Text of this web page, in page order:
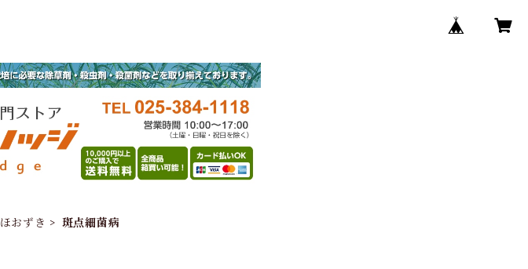
ほおずき 斑点細菌病